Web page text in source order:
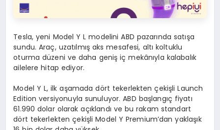
Tesla, yeni Model Y L modelini ABD pazarında satışa
sundu. Araç, uzatılmış aks mesafesi, altı koltuklu
oturma düzeni ve daha geniş iç mekânıyla kalabalık
ailelere hitap ediyor.
Model Y L, ilk aşamada dört tekerlekten çekişli Launch
Edition versiyonuyla sunuluyor. ABD başlangıç fiyatı
61.990 dolar olarak açıklandı ve bu rakam standart
dört tekerlekten çekişli Model Y Premium’dan yaklaşık